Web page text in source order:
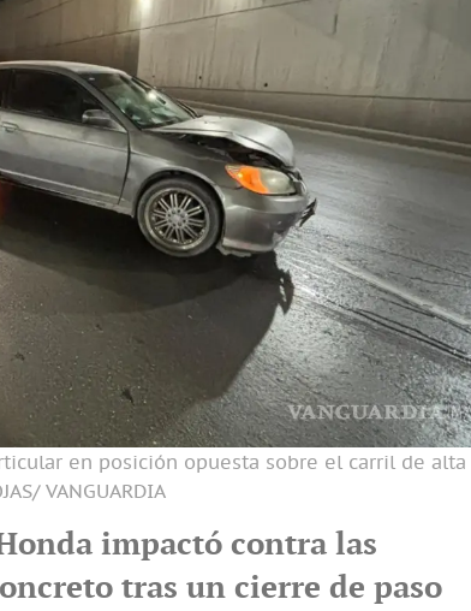
en posición opuesta sobre el carril de alta
VANGUARDIA
impactó contra las
tras un cierre de paso